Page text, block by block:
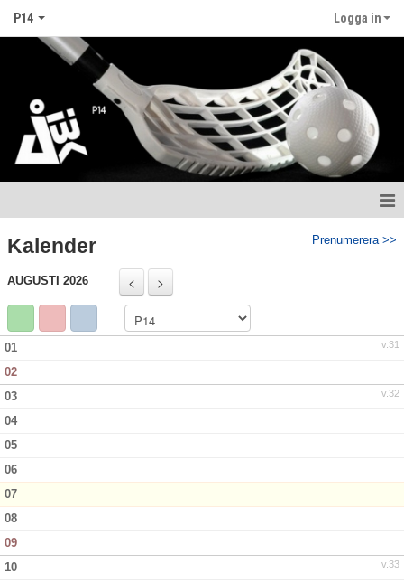
P14 Logga in
Kalender
Matcher
Truppen
Bildgalleri
Dokument
Prenumerera >>
Kalender
AUGUSTI 2026
v.31
01
02
v.32
03
04
05
06
07
08
09
v.33
10